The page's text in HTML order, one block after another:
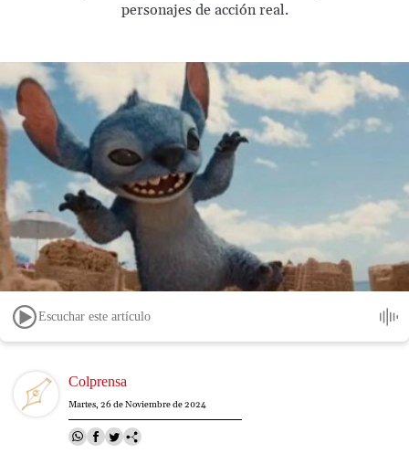
personajes de acción real.
Escuchar este artículo
Image Colprensa
Martes, 26 de Noviembre de 2024